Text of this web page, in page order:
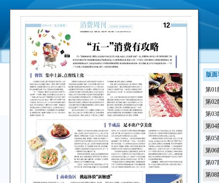
版面
第01
第02
第03
第04
第05
第06
第07
第08